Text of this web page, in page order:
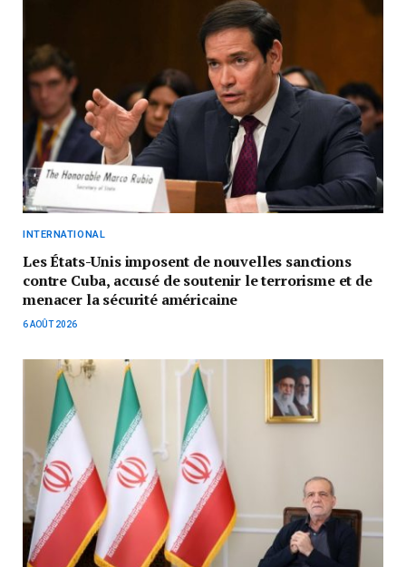
INTERNATIONAL
Les États-Unis imposent de nouvelles sanctions
contre Cuba, accusé de soutenir le terrorisme et de
menacer la sécurité américaine
6 AOÛT 2026